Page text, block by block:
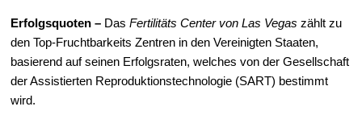
Erfolgsquoten – DasFertilitäts Center von Las Vegas zählt zu
den Top-Fruchtbarkeits Zentren in den Vereinigten Staaten,
basierend auf seinen Erfolgsraten, welches von der Gesellschaft
der Assistierten Reproduktionstechnologie (SART) bestimmt
wird.